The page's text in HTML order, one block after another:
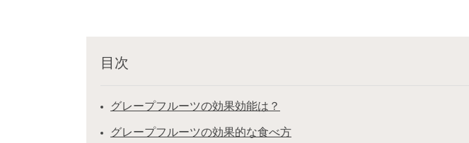
目次
グレープフルーツの効果効能は？
グレープフルーツの効果的な食べ方